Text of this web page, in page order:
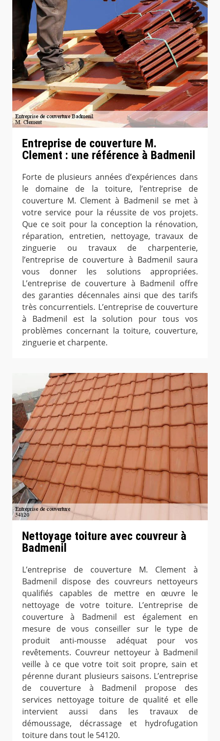
Entreprise de couverture M.
Clement : une référence à Badmenil
Forte de plusieurs années d’expériences dans
le domaine de la toiture, l’entreprise de
couverture M. Clement à Badmenil se met à
votre service pour la réussite de vos projets.
Que ce soit pour la conception la rénovation,
réparation, entretien, nettoyage, travaux de
zinguerie ou travaux de charpenterie,
l’entreprise de couverture à Badmenil saura
vous donner les solutions appropriées.
L’entreprise de couverture à Badmenil offre
des garanties décennales ainsi que des tarifs
très concurrentiels. L’entreprise de couverture
à Badmenil est la solution pour tous vos
problèmes concernant la toiture, couverture,
zinguerie et charpente.
Nettoyage toiture avec couvreur à
Badmenil
L’entreprise de couverture M. Clement à
Badmenil dispose des couvreurs nettoyeurs
qualifiés capables de mettre en œuvre le
nettoyage de votre toiture. L’entreprise de
couverture à Badmenil est également en
mesure de vous conseiller sur le type de
produit anti-mousse adéquat pour vos
revêtements. Couvreur nettoyeur à Badmenil
veille à ce que votre toit soit propre, sain et
pérenne durant plusieurs saisons. L’entreprise
de couverture à Badmenil propose des
services nettoyage toiture de qualité et elle
intervient aussi dans les travaux de
démoussage, décrassage et hydrofugation
toiture dans tout le 54120.